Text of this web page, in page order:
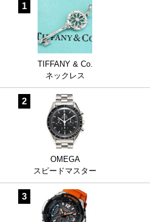
CHROME
HEARTS
クロムハーツ
12
BVLGARI
ブルガリ
1
TIFFANY & Co.
ネックレス
2
OMEGA
スピードマスター
3